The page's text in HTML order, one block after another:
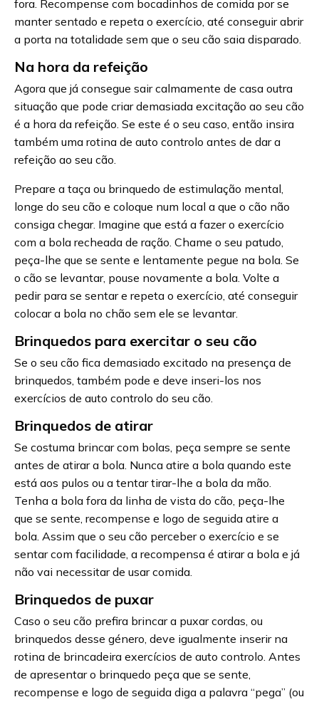
fora. Recompense com bocadinhos de comida por se
manter sentado e repeta o exercício, até conseguir abrir
a porta na totalidade sem que o seu cão saia disparado.
Na hora da refeição
Agora que já consegue sair calmamente de casa outra
situação que pode criar demasiada excitação ao seu cão
é a hora da refeição. Se este é o seu caso, então insira
também uma rotina de auto controlo antes de dar a
refeição ao seu cão.
Prepare a taça ou brinquedo de estimulação mental,
longe do seu cão e coloque num local a que o cão não
consiga chegar. Imagine que está a fazer o exercício
com a bola recheada de ração. Chame o seu patudo,
peça-lhe que se sente e lentamente pegue na bola. Se
o cão se levantar, pouse novamente a bola. Volte a
pedir para se sentar e repeta o exercício, até conseguir
colocar a bola no chão sem ele se levantar.
Brinquedos para exercitar o seu cão
Se o seu cão fica demasiado excitado na presença de
brinquedos, também pode e deve inseri-los nos
exercícios de auto controlo do seu cão.
Brinquedos de atirar
Se costuma brincar com bolas, peça sempre se sente
antes de atirar a bola. Nunca atire a bola quando este
está aos pulos ou a tentar tirar-lhe a bola da mão.
Tenha a bola fora da linha de vista do cão, peça-lhe
que se sente, recompense e logo de seguida atire a
bola. Assim que o seu cão perceber o exercício e se
sentar com facilidade, a recompensa é atirar a bola e já
não vai necessitar de usar comida.
Brinquedos de puxar
Caso o seu cão prefira brincar a puxar cordas, ou
brinquedos desse género, deve igualmente inserir na
rotina de brincadeira exercícios de auto controlo. Antes
de apresentar o brinquedo peça que se sente,
recompense e logo de seguida diga a palavra “pega” (ou